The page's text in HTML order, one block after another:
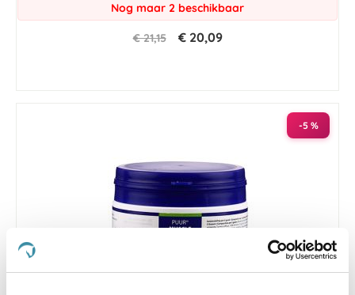
Nog maar 2 beschikbaar
€ 21,15 € 20,09
-5 %